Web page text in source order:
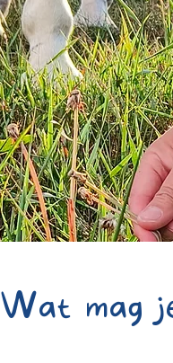
Wat mag